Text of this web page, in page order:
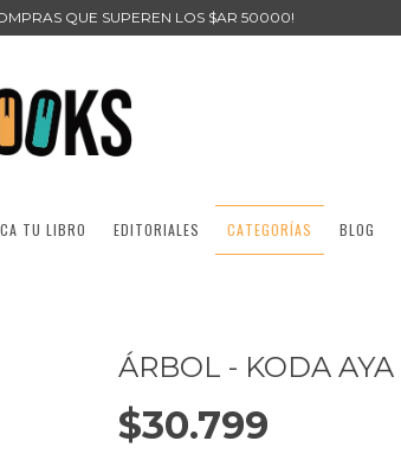
QUE SUPEREN LOS $AR 50000!
TU LIBRO EDITORIALES CATEGORÍAS BLOG
ÁRBOL - KODA AYA
$30.799